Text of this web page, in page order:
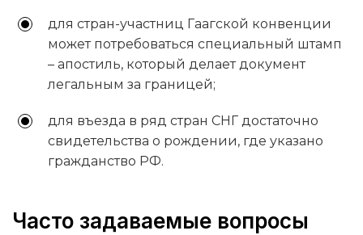
для стран-участниц Гаагской конвенции
может потребоваться специальный штамп
– апостиль, который делает документ
легальным за границей;
для въезда в ряд стран СНГ достаточно
свидетельства о рождении, где указано
гражданство РФ.
Часто задаваемые вопросы